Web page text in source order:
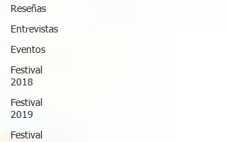
Reseñas
Entrevistas
Eventos
Festival
2018
Festival
2019
Festival